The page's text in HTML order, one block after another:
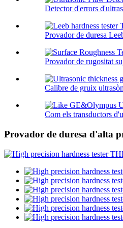
Detector d'errors
Provador de duresa
Provador de rugositat
Calibre de gruix
Com els transductors
Provador de duresa d'alta